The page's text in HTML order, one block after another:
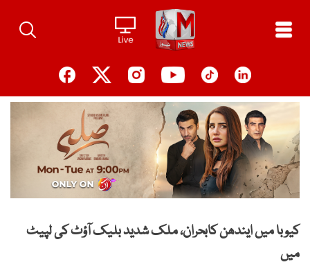
content
کیوبا میں ایندھن کابحران، ملک شدید بلیک آؤٹ کی لپیٹ
میں